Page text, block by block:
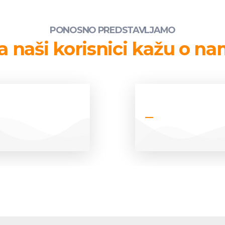
PONOSNO PREDSTAVLJAMO
naši korisnici kažu o